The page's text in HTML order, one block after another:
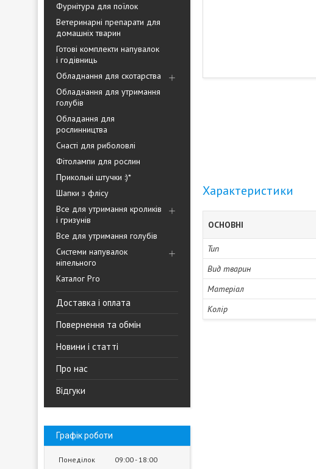
Фурнітура для поїлок
Ветеринарні препарати для
домашніх тварин
Готові комплекти напувалок
і годівниць
Обладнання для скотарства
Обладнання для утримання
голубів
Обладання для
рослинництва
Снасті для риболовлі
Фітолампи для рослин
Прикольні штучки :)*
Шапки з флісу
Все для утримання кроликів
і гризунів
Все для утримання голубів
Системи напувалок
ніпельного
Каталог Pro
Доставка і оплата
Повернення та обмін
Новини і статті
Про нас
Відгуки
Графік роботи
Понеділок 09:00 18:00
Характеристики
ОСНОВНІ
Тип
Вид тварин
Матеріал
Колір